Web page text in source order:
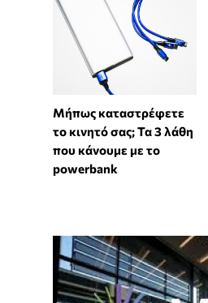
Μήπως καταστρέφετε
το κινητό σας; Τα 3 λάθη
που κάνουμε με το
powerbank